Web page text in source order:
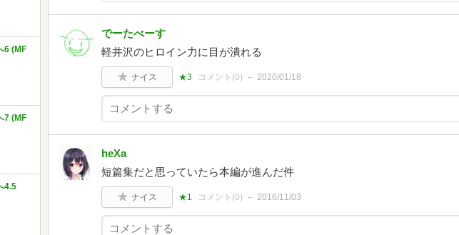
6 (MF
7 (MF
4.5
でーたべーす
軽井沢のヒロイン力に目が潰れる
ナイス ★3 コメント(0) 2020/01/18
heXa
短篇集だと思っていたら本編が進んだ件
ナイス ★1 コメント(0) 2016/11/03